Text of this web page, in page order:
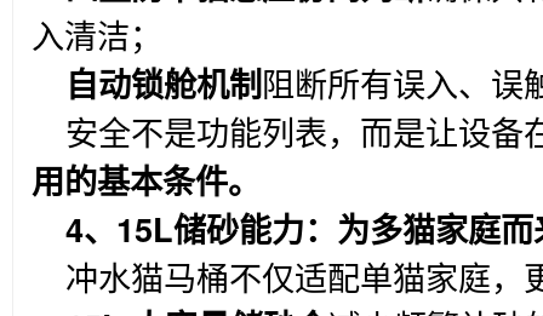
入清洁；
自动锁舱机制阻断所有误入、误
安全不是功能列表，而是让设备
用的基本条件。
4、15L储砂能力：为多猫家庭
冲水猫马桶不仅适配单猫家庭，